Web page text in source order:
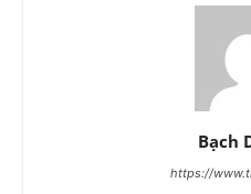
Bạch
https://